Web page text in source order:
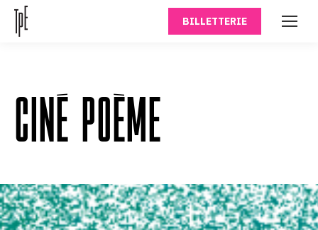
BILLETTERIE
CINÉ POÈME